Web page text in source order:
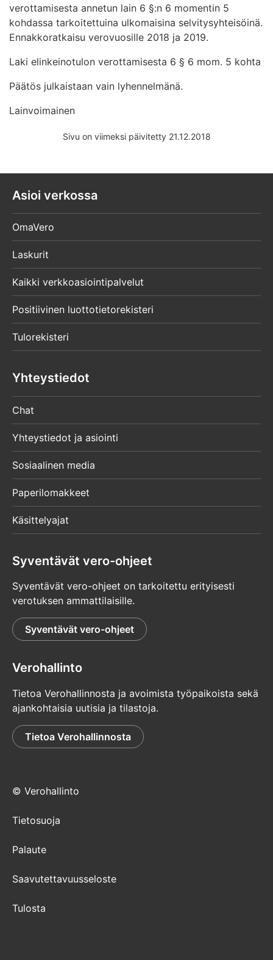
verottamisesta annetun lain 6 §:n 6 momentin 5
kohdassa tarkoitettuina ulkomaisina selvitysyhteisöinä.
Ennakkoratkaisu verovuosille 2018 ja 2019.
Laki elinkeinotulon verottamisesta 6 § 6 mom. 5 kohta
Päätös julkaistaan vain lyhennelmänä.
Lainvoimainen
Sivu on viimeksi päivitetty 21.12.2018
Asioi verkossa
OmaVero
Laskurit
Kaikki verkkoasiointipalvelut
Positiivinen luottotietorekisteri
Tulorekisteri
Yhteystiedot
Chat
Yhteystiedot ja asiointi
Sosiaalinen media
Paperilomakkeet
Käsittelyajat
Syventävät vero-ohjeet
Syventävät vero-ohjeet on tarkoitettu erityisesti
verotuksen ammattilaisille.
Syventävät vero-ohjeet
Verohallinto
Tietoa Verohallinnosta ja avoimista työpaikoista sekä
ajankohtaisia uutisia ja tilastoja.
Tietoa Verohallinnosta
© Verohallinto
Tietosuoja
Palaute
Saavutettavuusseloste
Tulosta